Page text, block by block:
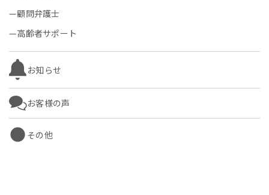
顧問弁護士
高齢者サポート
お知らせ
お客様の声
その他